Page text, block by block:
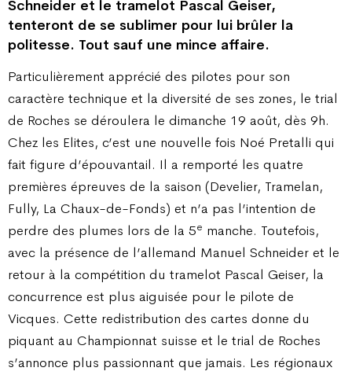
Schneider et le tramelot Pascal Geiser,
tenteront de se sublimer pour lui brûler la
politesse. Tout sauf une mince affaire.
Particulièrement apprécié des pilotes pour son
caractère technique et la diversité de ses zones, le trial
de Roches se déroulera le dimanche 19 août, dès 9h.
Chez les Elites, c’est une nouvelle fois Noé Pretalli qui
fait figure d’épouvantail. Il a remporté les quatre
premières épreuves de la saison (Develier, Tramelan,
Fully, La Chaux-de-Fonds) et n’a pas l’intention de
perdre des plumes lors de la 5e manche. Toutefois,
avec la présence de l’allemand Manuel Schneider et le
retour à la compétition du tramelot Pascal Geiser, la
concurrence est plus aiguisée pour le pilote de
Vicques. Cette redistribution des cartes donne du
piquant au Championnat suisse et le trial de Roches
s’annonce plus passionnant que jamais. Les régionaux